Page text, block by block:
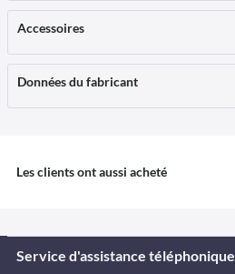
Accessoires
Données du fabricant
Les clients ont aussi acheté
Service d'assistance téléphonique